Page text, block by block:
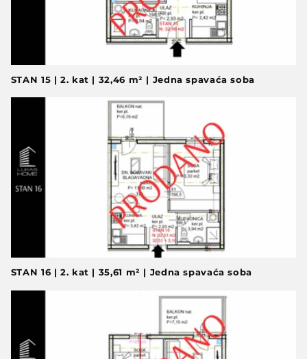
STAN 15 | 2. kat | 32,46 m² | Jedna spavaća soba
STAN 16 | 2. kat | 35,61 m² | Jedna spavaća soba